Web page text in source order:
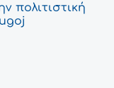
πολιτιστική